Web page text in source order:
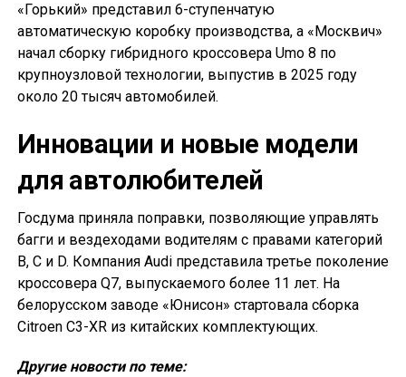
«Горький» представил 6-ступенчатую
автоматическую коробку производства, а «Москвич»
начал сборку гибридного кроссовера Umo 8 по
крупноузловой технологии, выпустив в 2025 году
около 20 тысяч автомобилей.
Инновации и новые модели
для автолюбителей
Госдума приняла поправки, позволяющие управлять
багги и вездеходами водителям с правами категорий
B, C и D. Компания Audi представила третье поколение
кроссовера Q7, выпускаемого более 11 лет. На
белорусском заводе «Юнисон» стартовала сборка
Citroen C3-XR из китайских комплектующих.
Другие новости по теме: